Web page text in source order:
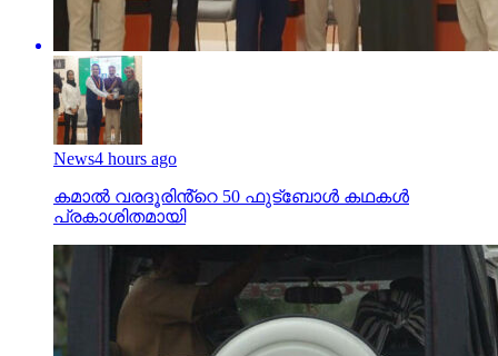
News4 hours ago
കമാൽ വരദൂരിൻ്റെ 50 ഫുട്ബോൾ കഥകൾ
പ്രകാശിതമായി